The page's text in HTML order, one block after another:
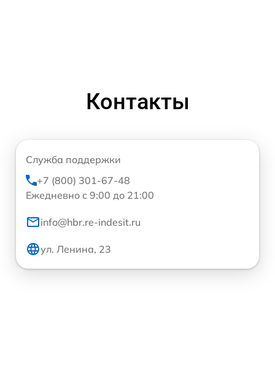
Контакты
Служба поддержки
+7 (800) 301-67-48
Ежедневно с 9:00 до 21:00
info@hbr.re-indesit.ru
ул. Ленина, 23